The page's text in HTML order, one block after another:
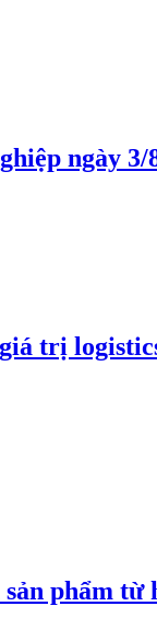
ngày
trị
phẩm